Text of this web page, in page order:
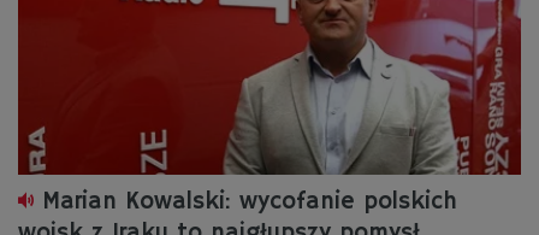
Marian Kowalski: wycofanie polskich